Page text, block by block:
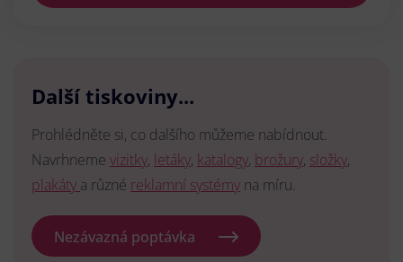
Další tiskoviny...
Prohlédněte si, co dalšího můžeme nabídnout.
Navrhneme vizitky, letáky, katalogy, brožury, složky,
plakáty a různé reklamní systémy na míru.
Nezávazná poptávka